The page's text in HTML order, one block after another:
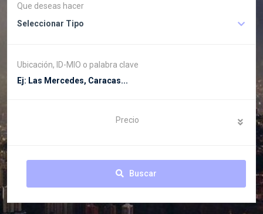
Que deseas hacer
Seleccionar Tipo
Ubicación, ID-MIO o palabra clave
Precio
Buscar